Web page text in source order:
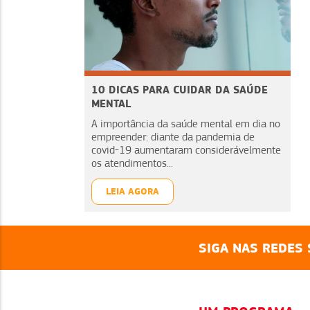
10 DICAS PARA CUIDAR DA SAÚDE
MENTAL
A importância da saúde mental em dia no
empreender: diante da pandemia de
covid-19 aumentaram considerávelmente
os atendimentos...
LEIA AGORA
SIGA NAS REDES